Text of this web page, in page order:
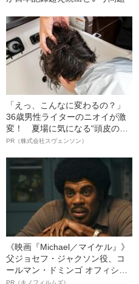
「えっ、こんなに変わるの？」
36歳男性ライターのニオイが激
変！ 夏場に気になる“頭皮のニ
オイ”や“ベタつき”を解消す
ト”が生み出した徹底ケアとは
PR（株式会社スヴェンソン）
《映画『Michael／マイケル』》
父ジョセフ・ジャクソン役、コ
ールマン・ドミンゴ オフィシャ
ルインタビュー“観客を魅了した
PR（キノフィルムズ）